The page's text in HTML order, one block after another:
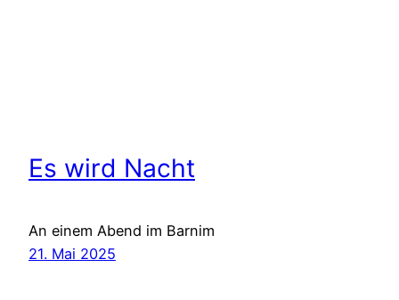
Es wird Nacht
An einem Abend im Barnim
21. Mai 2025